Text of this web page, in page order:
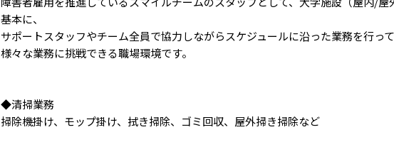
基本に、
サポートスタッフやチーム全員で協力しながらスケジュールに沿った業務を行って
様々な業務に挑戦できる職場環境です。
◆清掃業務
掃除機掛け、モップ掛け、拭き掃除、ゴミ回収、屋外掃き掃除など